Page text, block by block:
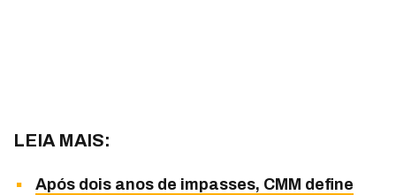
LEIA MAIS:
Após dois anos de impasses, CMM define